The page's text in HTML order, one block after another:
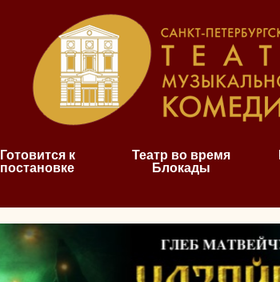
Готовится к
постановке
Театр во время
Блокады